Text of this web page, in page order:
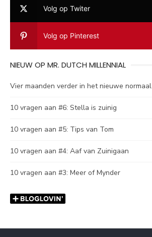
Volg op Twiter
Volg op Pinterest
NIEUW OP MR. DUTCH MILLENNIAL
Vier maanden verder in het nieuwe normaal
10 vragen aan #6: Stella is zuinig
10 vragen aan #5: Tips van Tom
10 vragen aan #4: Aaf van Zuinigaan
10 vragen aan #3: Meer of Mynder